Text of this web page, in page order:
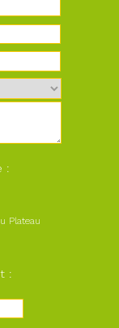
:
Plateau
: